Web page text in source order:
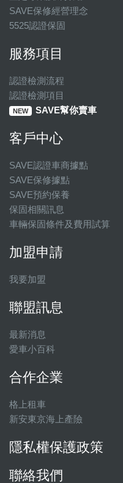
SAVE保修經營理念
5525認證保固
服務項目
認證檢測流程
認證檢測項目
NEW SAVE幫你賣車
客戶中心
SAVE認證車商據點
SAVE保修據點
SAVE預約保養
保固相關訊息
車輛保固條件及費用試算
加盟申請
我要加盟
聯盟訊息
最新消息
愛車小百科
合作企業
格上租車
新安東京海上產險
隱私權保護政策
聯絡我們